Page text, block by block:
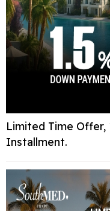
Limited Time Offer,
Installment.